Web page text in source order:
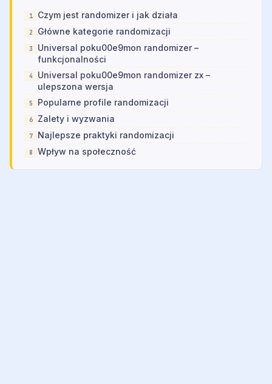
Czym jest randomizer i jak działa
Główne kategorie randomizacji
Universal poku00e9mon randomizer –
funkcjonalności
Universal poku00e9mon randomizer zx –
ulepszona wersja
Popularne profile randomizacji
Zalety i wyzwania
Najlepsze praktyki randomizacji
Wpływ na społeczność